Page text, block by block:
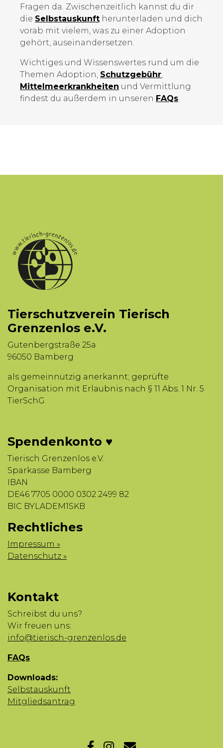
Fragen da. Zwischenzeitlich kannst du dir
die Selbstauskunft herunterladen und dich
vorab mit vielem, was zu einer Adoption
gehört, auseinandersetzen.
Wichtiges und Wissenswertes rund um die
Themen Adoption, Schutzgebühr,
Mittelmeer­krankheiten und Vermittlung
findest du außerdem in unseren FAQs.
Tierschutzverein Tierisch
Grenzenlos e.V.
Gutenbergstraße 25a
96050 Bamberg
als gemeinnützig anerkannt; geprüfte
Organisation mit Erlaubnis nach § 11 Abs. 1 Nr. 5
TierSchG
Spendenkonto ♥
Tierisch Grenzenlos e.V.
Sparkasse Bamberg
IBAN
DE46 7705 0000 0302 2499 82
BIC BYLADEM1SKB
Rechtliches
Impressum »
Datenschutz »
Kontakt
Schreibst du uns?
Wir freuen uns:
info@tierisch-grenzenlos.de
FAQs
Downloads:
Selbstauskunft
Mitgliedsantrag